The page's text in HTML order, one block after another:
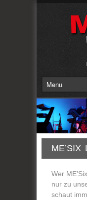
ME’SIX
Wer
nur zu
schaut